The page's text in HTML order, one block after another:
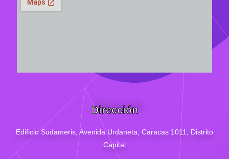
Dirección
Edificio Sudameris, Avenida Urdaneta, Caracas 1011, Distrito
Capital